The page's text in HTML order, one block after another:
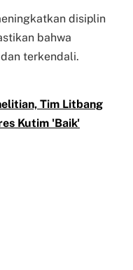
disiplin
bahwa
terkendali.
Tim Litbang
Kutim 'Baik'